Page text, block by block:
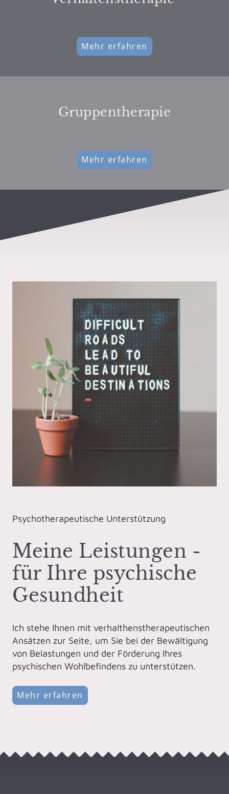
Mehr erfahren
Gruppentherapie
Mehr erfahren
Psychotherapeutische Unterstützung
Meine Leistungen -
für Ihre psychische
Gesundheit
Ich stehe Ihnen mit verhalthenstherapeutischen
Ansätzen zur Seite, um Sie bei der Bewältigung
von Belastungen und der Förderung Ihres
psychischen Wohlbefindens zu unterstützen.
Mehr erfahren